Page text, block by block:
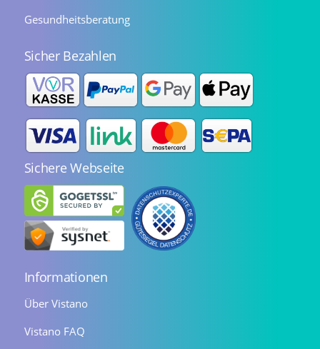
Gesundheitsberatung
Sicher Bezahlen
Sichere Webseite
Informationen
Über Vistano
Vistano FAQ